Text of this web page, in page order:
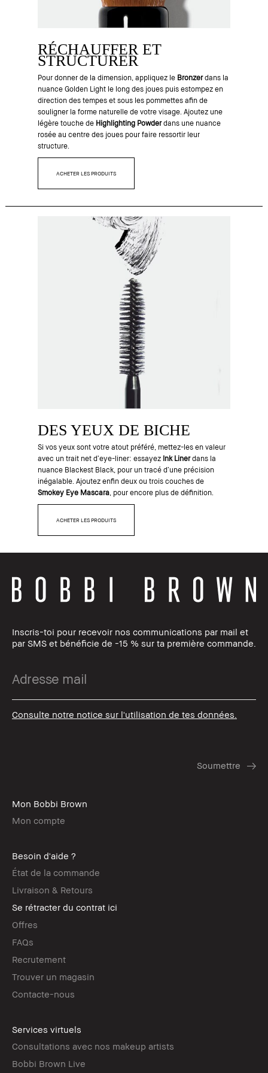
RÉCHAUFFER ET
STRUCTURER
Pour donner de la dimension, appliquez le Bronzerdans la
nuance Golden Light le long des joues puis estompez en
direction des tempes et sous les pommettes afin de
souligner la forme naturelle de votre visage. Ajoutez une
légère touche de Highlighting Powderdans une nuance
rosée au centre des joues pour faire ressortir leur
structure.
ACHETER LES PRODUITS
DES YEUX DE BICHE
Si vos yeux sont votre atout préféré, mettez-les en valeur
avec un trait net d’eye-liner: essayez Ink Linerdans la
nuance Blackest Black, pour un tracé d’une précision
inégalable. Ajoutez enfin deux ou trois couches de
Smokey Eye Mascara, pour encore plus de définition.
ACHETER LES PRODUITS
Inscris-toi pour recevoir nos communications par mail et
par SMS et bénéficie de -15 % sur ta première commande.
Consulte notre notice sur l'utilisation de tes données.
Mon Bobbi Brown
Mon compte
Besoin d'aide ?
État de la commande
Livraison & Retours
Se rétracter du contrat ici
Offres
FAQs
Recrutement
Trouver un magasin
Contacte-nous
Services virtuels
Consultations avec nos makeup artists
Bobbi Brown Live